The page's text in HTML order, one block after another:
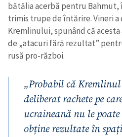
bătălia acerbă pentru Bahmut,
trimis trupe de întărire. Vineri
Kremlinului, spunând că
de „atacuri fără rezultat”
rusă pro-război.
„Probabil că
deliberat rachete pe
ucraineană nu le
obține rezultate în